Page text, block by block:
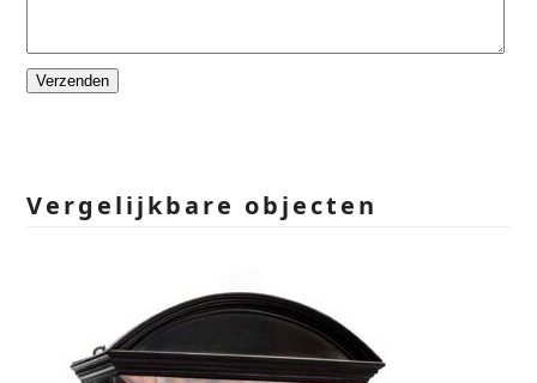
Please
Vergelijkbare objecten